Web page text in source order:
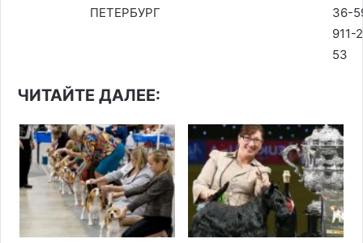
ПЕТЕРБУРГ
36-
911-
53
ЧИТАЙТЕ ДАЛЕЕ: